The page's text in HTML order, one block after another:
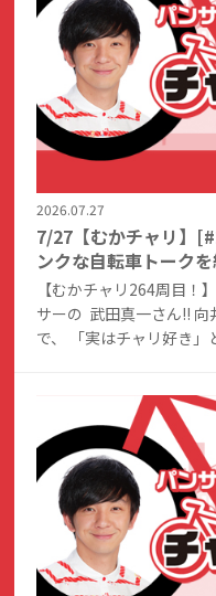
2026.07.27
7/27【むかチャリ】
ンクな自転車トーク
【むかチャリ264周目！
サーの 武田真一さん!! 向
で、 「実はチャリ好き」